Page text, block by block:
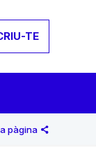
TE
pàgina